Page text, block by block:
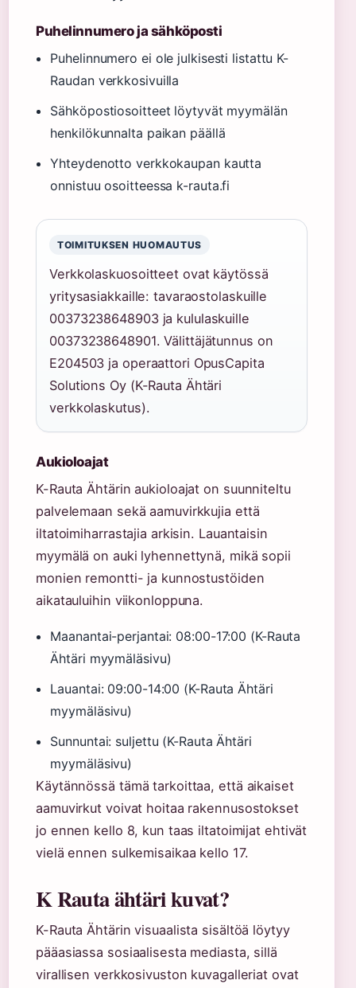
Puhelinnumero ja sähköposti
Puhelinnumero ei ole julkisesti listattu K-
Raudan verkkosivuilla
Sähköpostiosoitteet löytyvät myymälän
henkilökunnalta paikan päällä
Yhteydenotto verkkokaupan kautta
onnistuu osoitteessa k-rauta.fi
TOIMITUKSEN HUOMAUTUS
Verkkolaskuosoitteet ovat käytössä
yritysasiakkaille: tavaraostolaskuille
00373238648903 ja kululaskuille
00373238648901. Välittäjätunnus on
E204503 ja operaattori OpusCapita
Solutions Oy (K-Rauta Ähtäri
verkkolaskutus).
Aukioloajat
K-Rauta Ähtärin aukioloajat on suunniteltu
palvelemaan sekä aamuvirkkujia että
iltatoimiharrastajia arkisin. Lauantaisin
myymälä on auki lyhennettynä, mikä sopii
monien remontti- ja kunnostustöiden
aikatauluihin viikonloppuna.
Maanantai-perjantai: 08:00-17:00 (K-Rauta
Ähtäri myymäläsivu)
Lauantai: 09:00-14:00 (K-Rauta Ähtäri
myymäläsivu)
Sunnuntai: suljettu (K-Rauta Ähtäri
myymäläsivu)
Käytännössä tämä tarkoittaa, että aikaiset
aamuvirkut voivat hoitaa rakennusostokset
jo ennen kello 8, kun taas iltatoimijat ehtivät
vielä ennen sulkemisaikaa kello 17.
K Rauta ähtäri kuvat?
K-Rauta Ähtärin visuaalista sisältöä löytyy
pääasiassa sosiaalisesta mediasta, sillä
virallisen verkkosivuston kuvagalleriat ovat